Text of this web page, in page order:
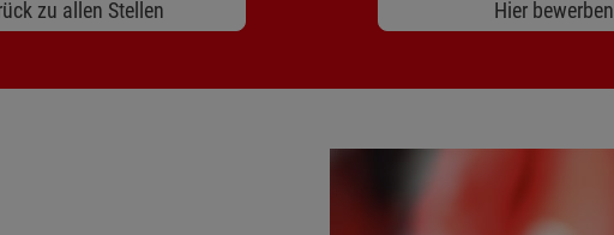
zu allen Stellen Hier bewerben